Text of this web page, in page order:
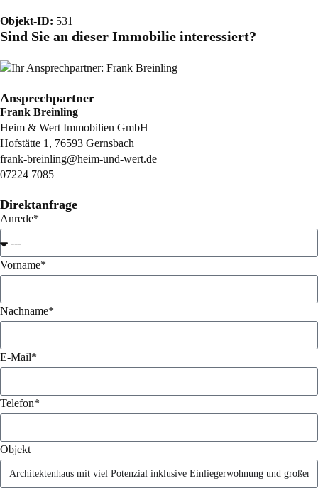
Objekt-ID: 531
Sind Sie an dieser Immobilie interessiert?
Ansprechpartner
Frank Breinling
Heim & Wert Immobilien GmbH
Hofstätte 1, 76593 Gernsbach
frank-breinling@heim-und-wert.de
07224 7085
Direktanfrage
Anrede*
Vorname*
Nachname*
E-Mail*
Telefon*
Objekt